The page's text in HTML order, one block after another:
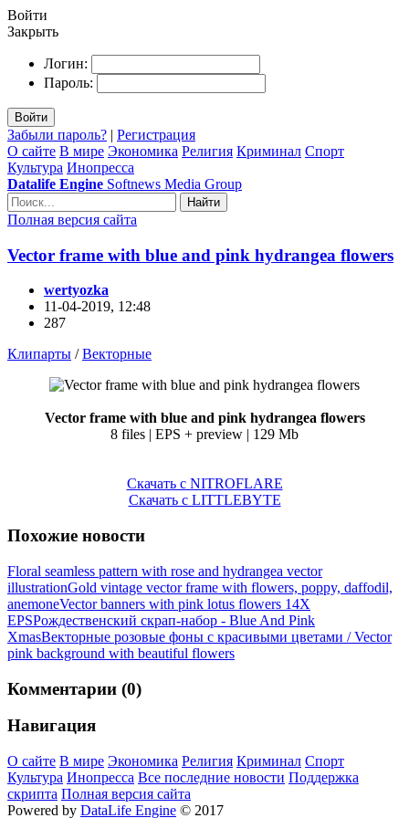
Войти
Закрыть
Логин:
Пароль:
Войти
Забыли пароль? | Регистрация
О сайте В мире Экономика Религия Криминал Спорт
Культура Инопресса
Datalife Engine Softnews Media Group
Найти
Полная версия сайта
Vector frame with blue and pink hydrangea flowers
wertyozka
11-04-2019, 12:48
287
Клипарты /Векторные
Vector frame with blue and pink hydrangea flowers
8 files | EPS + preview | 129 Mb
Скачать с NITROFLARE
Скачать с LITTLEBYTE
Похожие новости
Floral seamless pattern with rose and hydrangea vector
illustrationGold vintage vector frame with flowers, poppy, daffodil,
anemoneVector banners with pink lotus flowers 14X
EPSРождественский скрап-набор - Blue And Pink
XmasВекторные розовые фоны с красивыми цветами / Vector
pink background with beautiful flowers
Комментарии (0)
Навигация
О сайте В мире Экономика Религия Криминал Спорт
Культура Инопресса Все последние новости Поддержка
скрипта Полная версия сайта
Powered by DataLife Engine © 2017